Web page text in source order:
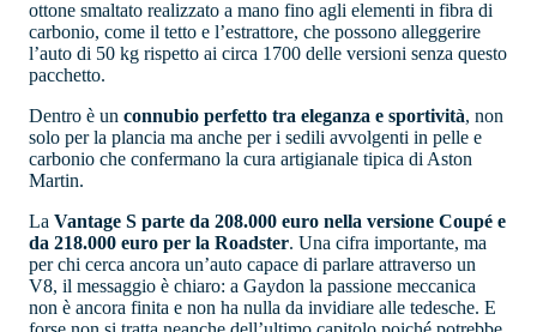
ottone smaltato realizzato a mano fino agli elementi in fibra di
carbonio, come il tetto e l’estrattore, che possono alleggerire
l’auto di 50 kg rispetto ai circa 1700 delle versioni senza questo
pacchetto.
Dentro è un connubio perfetto tra eleganza e sportività, non
solo per la plancia ma anche per i sedili avvolgenti in pelle e
carbonio che confermano la cura artigianale tipica di Aston
Martin.
La Vantage S parte da 208.000 euro nella versione Coupé e
da 218.000 euro per la Roadster. Una cifra importante, ma
per chi cerca ancora un’auto capace di parlare attraverso un
V8, il messaggio è chiaro: a Gaydon la passione meccanica
non è ancora finita e non ha nulla da invidiare alle tedesche. E